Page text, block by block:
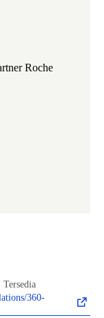
Roche
360-